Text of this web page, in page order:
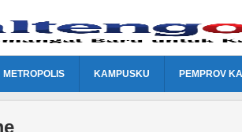
METROPOLIS KAMPUSKU PEMPROV